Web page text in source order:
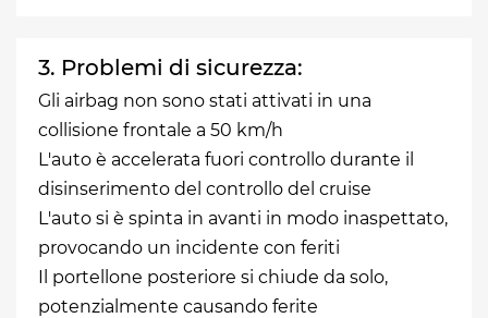
3. Problemi di sicurezza:
Gli airbag non sono stati attivati in una
collisione frontale a 50 km/h
L'auto è accelerata fuori controllo durante il
disinserimento del controllo del cruise
L'auto si è spinta in avanti in modo inaspettato,
provocando un incidente con feriti
Il portellone posteriore si chiude da solo,
potenzialmente causando ferite